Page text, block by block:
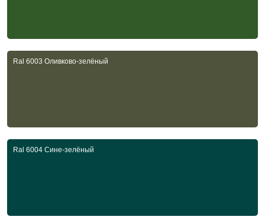
Ral 6003 Оливково-зелёный
Ral 6004 Сине-зелёный